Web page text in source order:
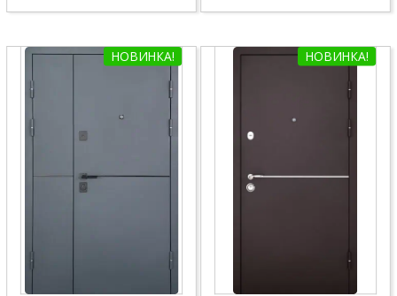
НОВИНКА! НОВИНКА!